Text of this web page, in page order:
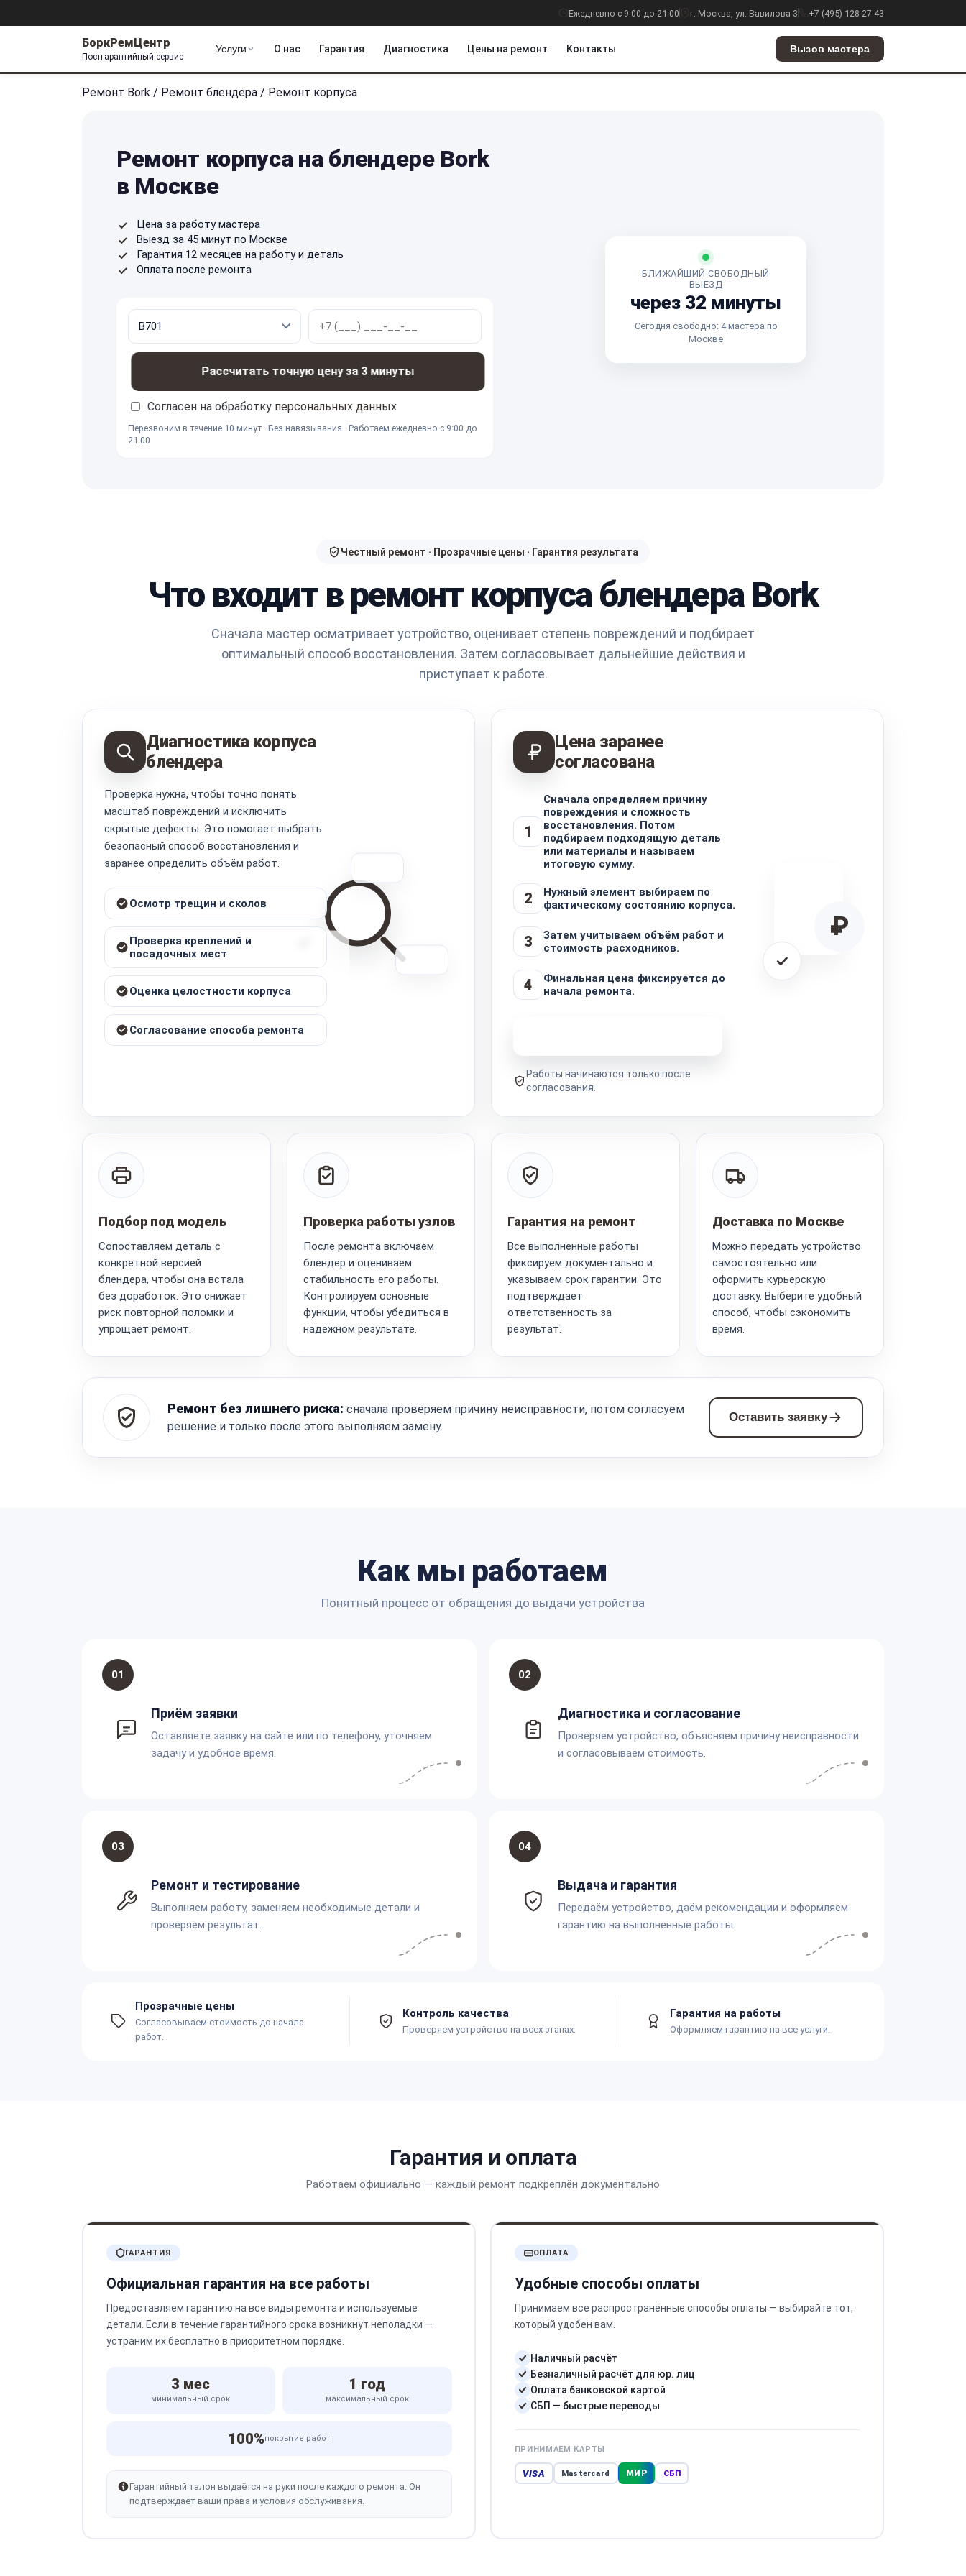
Ежедневно с 9:00 до 21:00 г. Москва, ул. Вавилова 3 +7 (495) 128-27-43
БоркРемЦентр
Постгарантийный сервис
Услуги О нас Гарантия Диагностика Цены на ремонт Контакты Вызов мастера
Ремонт Bork / Ремонт блендера / Ремонт корпуса
Ремонт корпуса на блендере Bork
в Москве
Цена за работу мастера
Выезд за 45 минут по Москве
Гарантия 12 месяцев на работу и деталь
Оплата после ремонта
Рассчитать точную цену за 3 минуты
Согласен на обработку персональных данных
Перезвоним в течение 10 минут · Без навязывания · Работаем ежедневно с 9:00 до
21:00
БЛИЖАЙШИЙ СВОБОДНЫЙ
ВЫЕЗД
через 32 минуты
Сегодня свободно: 4 мастера по
Москве
Честный ремонт · Прозрачные цены · Гарантия результата
Что входит в ремонт корпуса блендера Bork
Сначала мастер осматривает устройство, оценивает степень повреждений и подбирает
оптимальный способ восстановления. Затем согласовывает дальнейшие действия и
приступает к работе.
Диагностика корпуса
блендера
Проверка нужна, чтобы точно понять
масштаб повреждений и исключить
скрытые дефекты. Это помогает выбрать
безопасный способ восстановления и
заранее определить объём работ.
Осмотр трещин и сколов
Проверка креплений и
посадочных мест
Оценка целостности корпуса
Согласование способа ремонта
Цена заранее
согласована
1
Сначала определяем причину
повреждения и сложность
восстановления. Потом
подбираем подходящую деталь
или материалы и называем
итоговую сумму.
2
Нужный элемент выбираем по
фактическому состоянию корпуса.
3
Затем учитываем объём работ и
стоимость расходников.
4
Финальная цена фиксируется до
начала ремонта.
Работы начинаются только после
согласования.
₽
Подбор под модель
Сопоставляем деталь с
конкретной версией
блендера, чтобы она встала
без доработок. Это снижает
риск повторной поломки и
упрощает ремонт.
Проверка работы узлов
После ремонта включаем
блендер и оцениваем
стабильность его работы.
Контролируем основные
функции, чтобы убедиться в
надёжном результате.
Гарантия на ремонт
Все выполненные работы
фиксируем документально и
указываем срок гарантии. Это
подтверждает
ответственность за
результат.
Доставка по Москве
Можно передать устройство
самостоятельно или
оформить курьерскую
доставку. Выберите удобный
способ, чтобы сэкономить
время.
Ремонт без лишнего риска: сначала проверяем причину неисправности, потом согласуем
решение и только после этого выполняем замену.
Оставить заявку
Как мы работаем
Понятный процесс от обращения до выдачи устройства
01
Приём заявки
Оставляете заявку на сайте или по телефону, уточняем
задачу и удобное время.
02
Диагностика и согласование
Проверяем устройство, объясняем причину неисправности
и согласовываем стоимость.
03
Ремонт и тестирование
Выполняем работу, заменяем необходимые детали и
проверяем результат.
04
Выдача и гарантия
Передаём устройство, даём рекомендации и оформляем
гарантию на выполненные работы.
Прозрачные цены
Согласовываем стоимость до начала
работ.
Контроль качества
Проверяем устройство на всех этапах.
Гарантия на работы
Оформляем гарантию на все услуги.
Гарантия и оплата
Работаем официально — каждый ремонт подкреплён документально
ГАРАНТИЯ
Официальная гарантия на все работы
Предоставляем гарантию на все виды ремонта и используемые
детали. Если в течение гарантийного срока возникнут неполадки —
устраним их бесплатно в приоритетном порядке.
3 мес
минимальный срок
1 год
максимальный срок
100%покрытие работ
Гарантийный талон выдаётся на руки после каждого ремонта. Он
подтверждает ваши права и условия обслуживания.
ОПЛАТА
Удобные способы оплаты
Принимаем все распространённые способы оплаты — выбирайте тот,
который удобен вам.
Наличный расчёт
Безналичный расчёт для юр. лиц
Оплата банковской картой
СБП — быстрые переводы
ПРИНИМАЕМ КАРТЫ
VISA Mastercard МИР СБП